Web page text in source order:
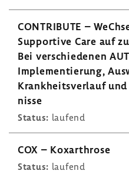
CONTRI­BUTE –
Suppor­tive Care auf
Bei verschie­denen
Imple­men­tie­rung,
Krank­heits­ver­lauf
nisse
Status: laufend
COX – Koxar­throse
Status: laufend